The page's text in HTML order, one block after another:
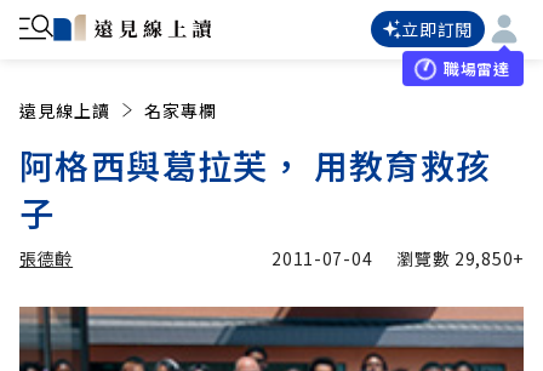
立即訂閱
職場雷達
遠見線上讀 名家專欄
阿格西與葛拉芙， 用教育救孩
子
張德齡
張德齡 加入追蹤
2011-07-04 瀏覽數 29,850+